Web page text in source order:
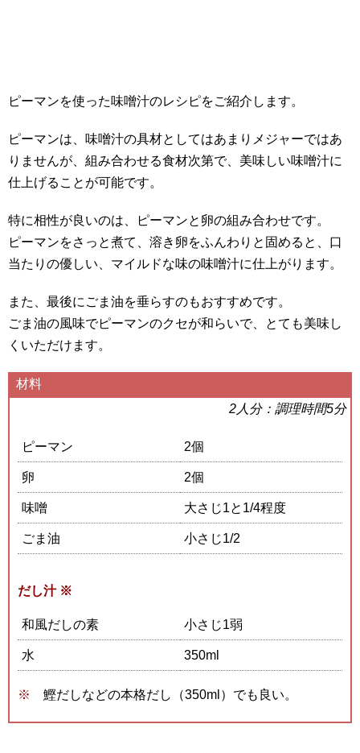
ピーマンを使った味噌汁のレシピをご紹介します。
ピーマンは、味噌汁の具材としてはあまりメジャーではあ
りませんが、組み合わせる食材次第で、美味しい味噌汁に
仕上げることが可能です。
特に相性が良いのは、ピーマンと卵の組み合わせです。
ピーマンをさっと煮て、溶き卵をふんわりと固めると、口
当たりの優しい、マイルドな味の味噌汁に仕上がります。
また、最後にごま油を垂らすのもおすすめです。
ごま油の風味でピーマンのクセが和らいで、とても美味し
くいただけます。
材料
2人分：調理時間5分
ピーマン 2個
卵 2個
味噌 大さじ1と1/4程度
ごま油 小さじ1/2
だし汁 ※
和風だしの素 小さじ1弱
水 350ml
鰹だしなどの本格だし（350ml）でも良い。